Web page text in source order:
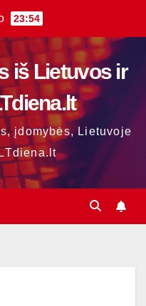
23:54
iš Lietuvos ir
įdomybės, Lietuvoje